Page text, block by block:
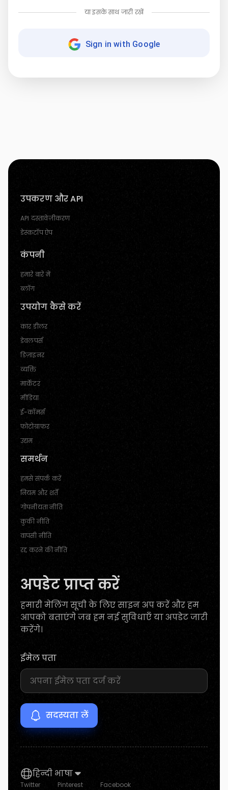
या इसके साथ जारी रखें
Sign in with Google
उपकरण और API
API दस्तावेज़ीकरण
डेस्कटॉप ऐप
कंपनी
हमारे बारे में
ब्लॉग
उपयोग कैसे करें
कार डीलर
डेवलपर्स
डिज़ाइनर
व्यक्ति
मार्केटर
मीडिया
ई-कॉमर्स
फोटोग्राफर
उद्यम
समर्थन
हमसे संपर्क करें
नियम और शर्तें
गोपनीयता नीति
कुकी नीति
वापसी नीति
रद्द करने की नीति
अपडेट प्राप्त करें
हमारी मेलिंग सूची के लिए साइन अप करें और हम
आपको बताएंगे जब हम नई सुविधाएँ या अपडेट जारी
करेंगे।
ईमेल पता
हिन्दी भाषा
Twitter Pinterest Facebook